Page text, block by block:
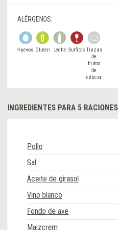
ALÉRGENOS:
Huevos Gluten Leche Sulfitos Trazas
de
frutos
de
cáscar
INGREDIENTES PARA 5 RACIONES
Pollo
Sal
Aceite de girasol
Vino blanco
Fondo de ave
Maizcrem